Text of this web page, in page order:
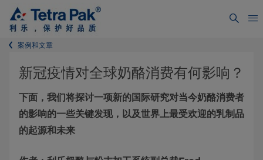
案例和文章
新冠疫情对全球奶酪消费有何影响？
下面，我们将探讨一项新的国际研究对当今奶酪消费者
的影响的一些关键发现，以及世界上最受欢迎的乳制品
的起源和未来